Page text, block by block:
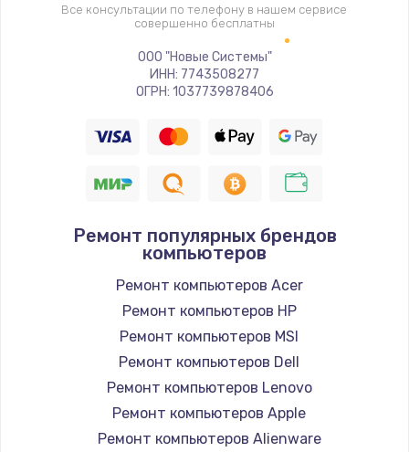
Заказать
Замена материнской платы
1330 руб.
1190 руб.
Замена корпуса
890 руб.
Заказать
Замена тачпада
1330 руб.
Заказать
Все консультации по телефону в нашем сервисе
совершенно бесплатны
ООО "Новые Системы"
ИНН: 7743508277
ОГРН: 1037739878406
Ремонт популярных брендов
компьютеров
Ремонт компьютеров Acer
Ремонт компьютеров HP
Ремонт компьютеров MSI
Ремонт компьютеров Dell
Ремонт компьютеров Lenovo
Ремонт компьютеров Apple
Ремонт компьютеров Alienware